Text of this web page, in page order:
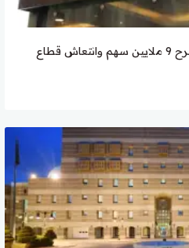
اكتتاب بترولوب للزيوت 2026 وطرح 9 ملايين سهم وانتعاش قطاع